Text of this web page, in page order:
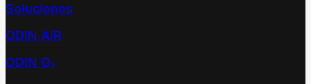
Soluciones
ODIN AIR
ODIN O₂